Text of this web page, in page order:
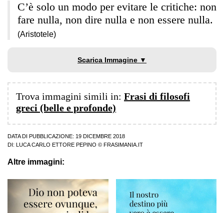
C’è solo un modo per evitare le critiche: non
fare nulla, non dire nulla e non essere nulla.
(Aristotele)
Scarica Immagine ▼
Trova immagini simili in: Frasi di filosofi
greci (belle e profonde)
DATA DI PUBBLICAZIONE: 19 DICEMBRE 2018
DI:
LUCA CARLO ETTORE PEPINO © FRASIMANIA.IT
Altre immagini: